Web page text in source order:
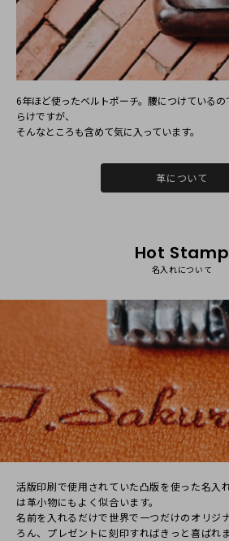
です。今後ともよろしくお願いいたします
学芸員
20代
男性
以前、プレゼント用にドゥラムさんの商
た。とても自分好みの革の質感だったの
持ち歩いて育てていきたいです！
2019/07/03 16:36:42
ご自身用にSticoパスケースをお選びいた
す。革の質感やデザインにご満足いただ
す！ぜひ、毎日の生活のお供にご活用くだ
お待ちしております。
emichin
50代
女性
2019/02/02 23:34:48
6年ほど使ったベルトポーチ。腰につけている
らけですが、
そんなところも含めて気に⼊っています。
革について
Hot Stamp
名入れについて
活版印刷で使⽤されていた凸版を使った名⼊
は⾰⼩物にもよく似合います。
名前を⼊れるだけで世界で⼀つだけのオリジ
ろん、プレゼントに刻印すればきっと喜ばれま